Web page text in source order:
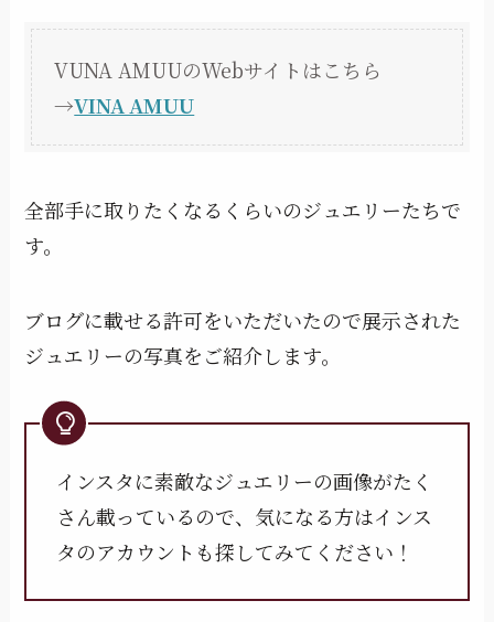
VUNA AMUUのWebサイトはこちら
→VINA AMUU
全部手に取りたくなるくらいのジュエリーたちで
す。
ブログに載せる許可をいただいたので展示された
ジュエリーの写真をご紹介します。
インスタに素敵なジュエリーの画像がたく
さん載っているので、気になる方はインス
タのアカウントも探してみてください！